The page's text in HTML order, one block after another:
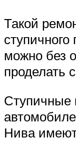
Такой
можно без
проделать
Ступичные
Нива